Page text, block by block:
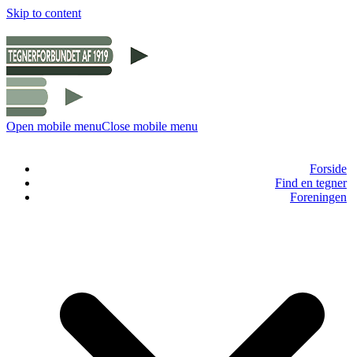
Skip to content
Open mobile menuClose mobile menu
Forside
Find en tegner
Foreningen